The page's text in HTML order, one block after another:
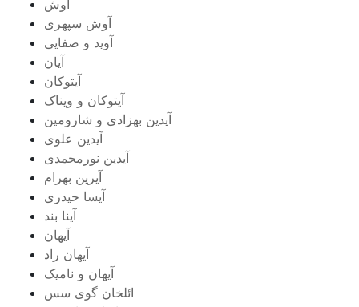
آوش
آوش سپهری
آوید و صفایی
آیان
آیتوکان
آیتوکان و ویناک
آیدین بهزادی و شارومین
آیدین علوی
آیدین نورمحمدی
آیرین بهرام
آیسا حیدری
آینا بند
آیهان
آیهان راد
آیهان و نامیک
ائلخان گوی سس